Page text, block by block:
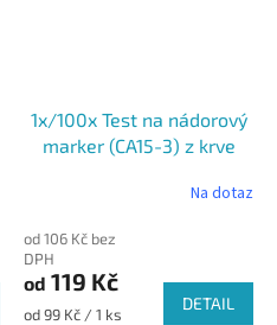
1x/100x Test na nádorový
marker (CA15-3) z krve
Na dotaz
od 106 Kč bez
DPH
od 119 Kč
Měrná
od 99 Kč / 1 ks
DETAIL